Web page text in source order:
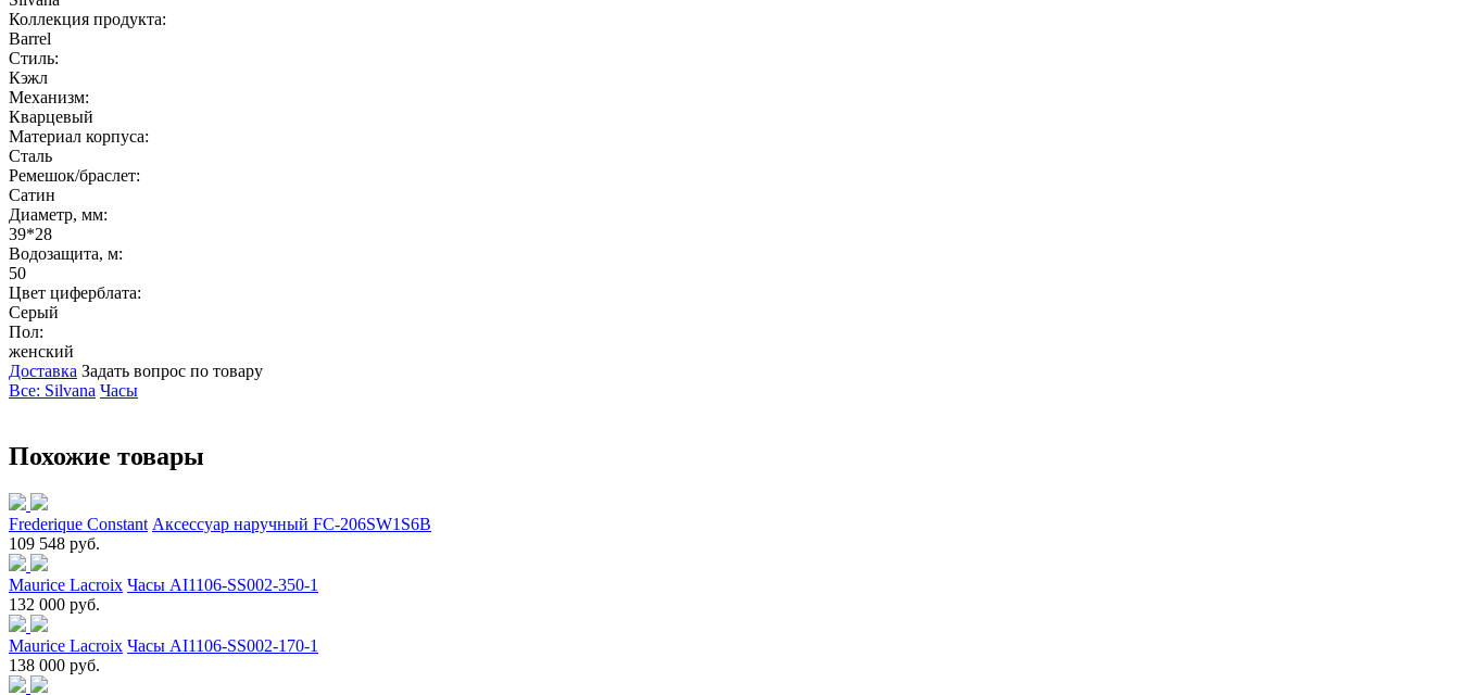
Коллекция продукта:
Barrel
Стиль:
Кэжл
Механизм:
Кварцевый
Материал корпуса:
Сталь
Ремешок/браслет:
Сатин
Диаметр, мм:
39*28
Водозащита, м:
50
Цвет циферблата:
Серый
Пол:
женский
Доставка Задать вопрос по товару
Все: Silvana Часы
Похожие товары
Frederique Constant Аксессуар наручный FC-206SW1S6B
109 548 руб.
Maurice Lacroix Часы AI1106-SS002-350-1
132 000 руб.
Maurice Lacroix Часы AI1106-SS002-170-1
138 000 руб.